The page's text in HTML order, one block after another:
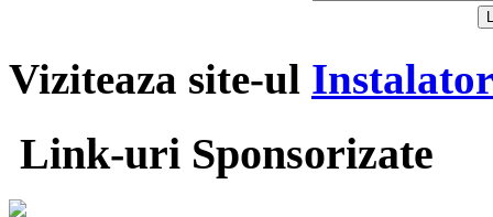
Viziteaza site-ul
Link-uri Sponsorizate